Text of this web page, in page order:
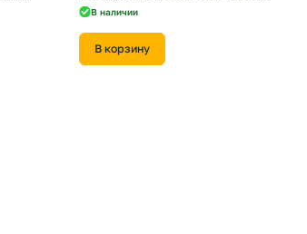
В наличии
В корзину